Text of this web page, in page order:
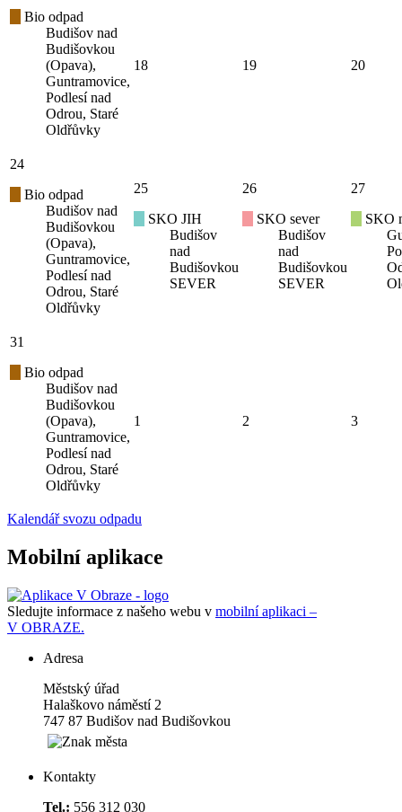
Bio odpad
Budišov nad
Budišovkou
(Opava),
Guntramovice,
Podlesí nad
Odrou, Staré
Oldřůvky
18 19 20
24
Bio odpad
Budišov nad
Budišovkou
(Opava),
Guntramovice,
Podlesí nad
Odrou, Staré
Oldřůvky
25
SKO JIH
Budišov
nad
Budišovkou
SEVER
26
SKO sever
Budišov
nad
Budišovkou
SEVER
27
SKO
31
Bio odpad
Budišov nad
Budišovkou
(Opava),
Guntramovice,
Podlesí nad
Odrou, Staré
Oldřůvky
1 2 3
Kalendář svozu odpadu
Mobilní aplikace
Sledujte informace z našeho webu v mobilní aplikaci –
V OBRAZE.
Adresa
Městský úřad
Halaškovo náměstí 2
747 87 Budišov nad Budišovkou
Kontakty
Tel.: 556 312 030